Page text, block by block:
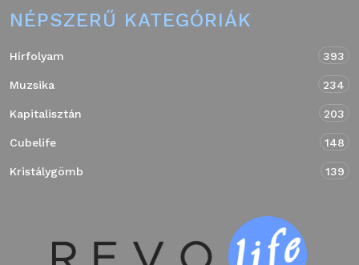
NÉPSZERŰ KATEGÓRIÁK
Hírfolyam 393
Muzsika 234
Kapitalisztán 203
Cubelife 148
Kristálygömb 139